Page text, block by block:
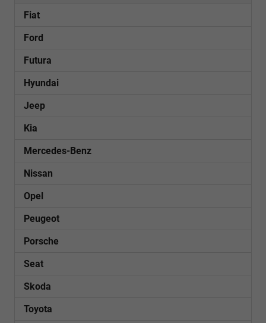
Fiat
Ford
Futura
Hyundai
Jeep
Kia
Mercedes-Benz
Nissan
Opel
Peugeot
Porsche
Seat
Skoda
Toyota